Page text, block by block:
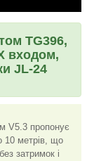
TG396,
входом,
JL-24
V5.3 пропонує
10 метрів, що
затримок і